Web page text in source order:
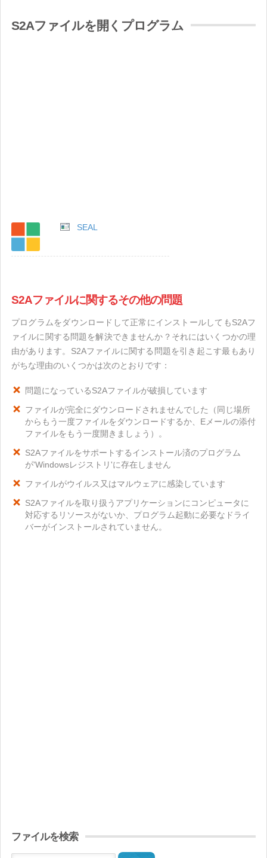
S2Aファイルを開くプログラム
SEAL
S2Aファイルに関するその他の問題
プログラムをダウンロードして正常にインストールしてもS2Aフ
ァイルに関する問題を解決できませんか？それにはいくつかの理
由があります。S2Aファイルに関する問題を引き起こす最もあり
がちな理由のいくつかは次のとおりです：
問題になっているS2Aファイルが破損しています
ファイルが完全にダウンロードされませんでした（同じ場所
からもう一度ファイルをダウンロードするか、Eメールの添付
ファイルをもう一度開きましょう）。
S2Aファイルをサポートするインストール済のプログラム
が'Windowsレジストリ'に存在しません
ファイルがウイルス又はマルウェアに感染しています
S2Aファイルを取り扱うアプリケーションにコンピュータに
対応するリソースがないか、プログラム起動に必要なドライ
バーがインストールされていません。
ファイルを検索